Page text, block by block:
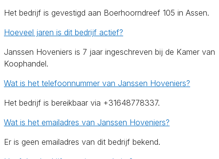
Het bedrijf is gevestigd aan Boerhoorndreef 105 in Assen.
Hoeveel jaren is dit bedrijf actief?
Janssen Hoveniers is 7 jaar ingeschreven bij de Kamer van
Koophandel.
Wat is het telefoonnummer van Janssen Hoveniers?
Het bedrijf is bereikbaar via +31648778337.
Wat is het emailadres van Janssen Hoveniers?
Er is geen emailadres van dit bedrijf bekend.